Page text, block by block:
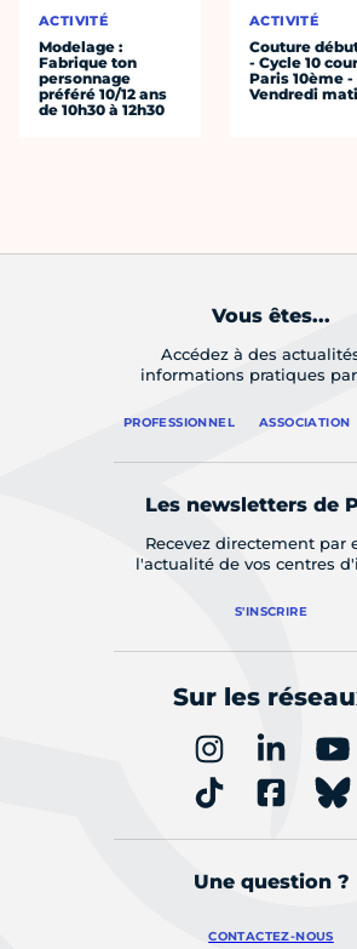
ACTIVITÉ
Modelage :
Fabrique ton
personnage
préféré 10/12 ans
de 10h30 à 12h30
ACTIVITÉ
Couture
- Cycle 10
Paris 10ème -
Vendredi
Vous êtes...
Accédez à des
informations pratiques
PROFESSIONNEL ASSOCIATION
Les newsletters de
Recevez directement par
l'actualité de vos centres
S'INSCRIRE
Sur les
Une question ?
CONTACTEZ-NOUS